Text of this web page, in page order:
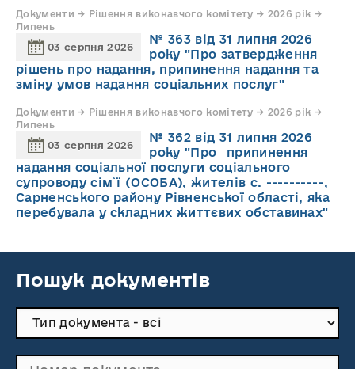
Документи → Рішення виконавчого комітету → 2026 рік →
Липень
03 серпня 2026
№ 363 від 31 липня 2026
року "Про затвердження
рішень про надання, припинення надання та
зміну умов надання соціальних послуг"
Документи → Рішення виконавчого комітету → 2026 рік →
Липень
03 серпня 2026
№ 362 від 31 липня 2026
року "Про припинення
надання соціальної послуги соціального
супроводу cім`ї (ОСОБА), жителів с. ----------,
Сарненського району Рівненської області, яка
перебувала у складних життєвих обставинах"
Пошук документів